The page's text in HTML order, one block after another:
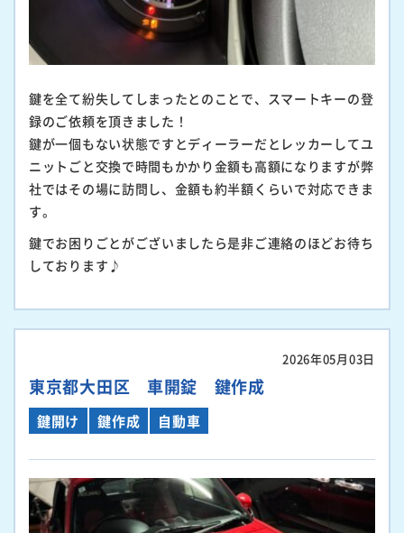
鍵を全て紛失してしまったとのことで、スマートキーの登
録のご依頼を頂きました！
鍵が一個もない状態ですとディーラーだとレッカーしてユ
ニットごと交換で時間もかかり金額も高額になりますが弊
社ではその場に訪問し、金額も約半額くらいで対応できま
す。
鍵でお困りごとがございましたら是非ご連絡のほどお待ち
しております♪
2026年05月03日
東京都大田区 車開錠 鍵作成
鍵開け 鍵作成 自動車